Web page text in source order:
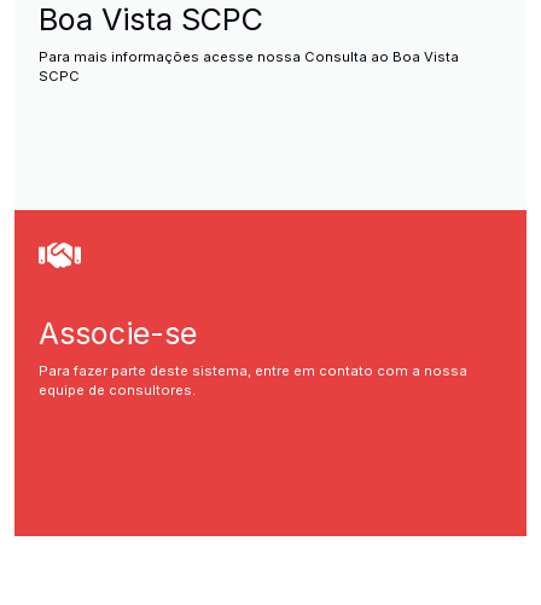
Boa Vista SCPC
Para mais informações acesse nossa Consulta ao Boa Vista
SCPC
Associe-se
Para fazer parte deste sistema, entre em contato com a nossa
equipe de consultores.